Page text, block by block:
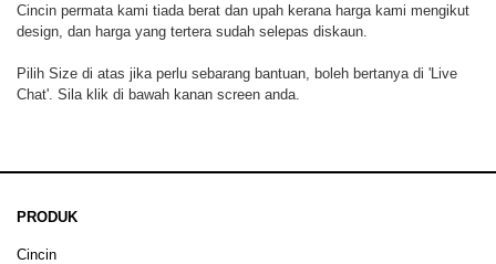
Cincin permata kami tiada berat dan upah kerana harga kami mengikut
design, dan harga yang tertera sudah selepas diskaun.
Pilih Size di atas jika perlu sebarang bantuan, boleh bertanya di 'Live
Chat'. Sila klik di bawah kanan screen anda.
PRODUK
Cincin